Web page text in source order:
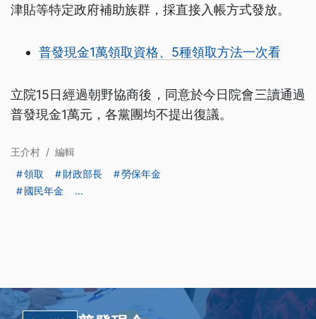
津貼等特定政府補助族群，採直接入帳方式發放。
普發現金1萬領取資格、5種領取方法一次看
立院15日經過朝野協商後，同意於今日院會三讀通過
普發現金1萬元，各黨團均不提出復議。
王介村 / 編輯
領取
財政部長
勞保年金
國民年金
...